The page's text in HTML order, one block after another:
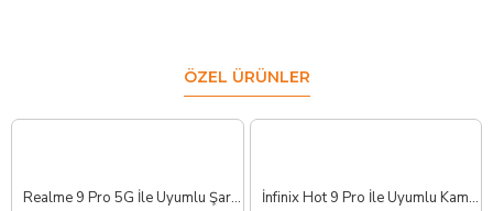
ÖZEL ÜRÜNLER
Realme 9 Pro 5G İle Uyumlu Şarj Soketi İnfinix Hot 9 Pro İle Uyumlu Kamera Camı X655